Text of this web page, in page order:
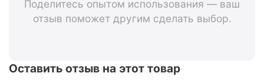
Поделитесь опытом использования — ваш
отзыв поможет другим сделать выбор.
Оставить отзыв на этот товар